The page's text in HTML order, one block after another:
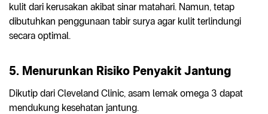
kulit dari kerusakan akibat sinar matahari. Namun, tetap
dibutuhkan penggunaan tabir surya agar kulit terlindungi
secara optimal.
5. Menurunkan Risiko Penyakit Jantung
Dikutip dari Cleveland Clinic, asam lemak omega 3 dapat
mendukung kesehatan jantung.